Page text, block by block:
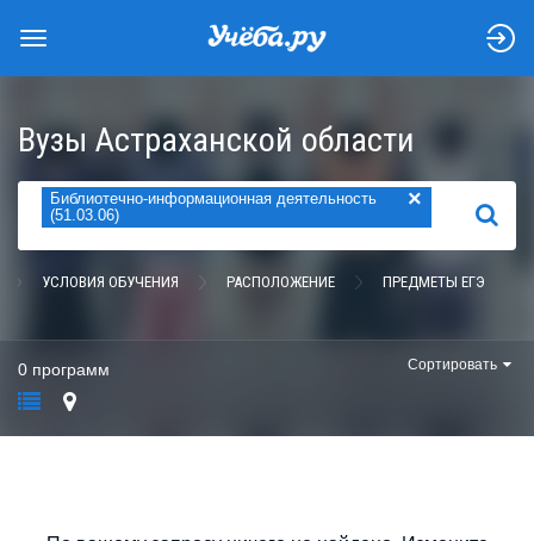
Вузы Астраханской области
Библиотечно-информационная деятельность
(51.03.06)
×
НАЙТИ
УСЛОВИЯ ОБУЧЕНИЯ РАСПОЛОЖЕНИЕ ПРЕДМЕТЫ ЕГЭ
0 программ Сортировать